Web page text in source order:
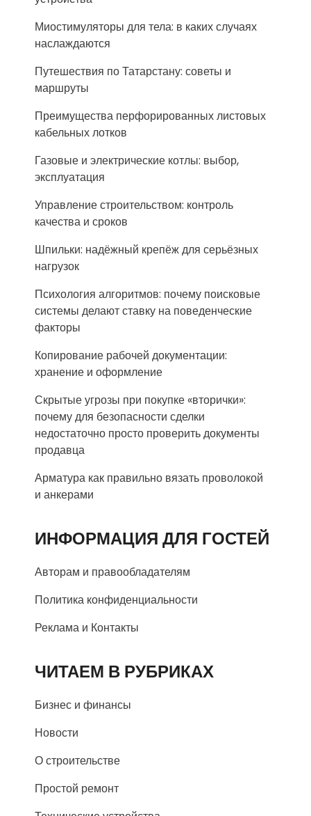
Миостимуляторы для тела: в каких случаях
наслаждаются
Путешествия по Татарстану: советы и
маршруты
Преимущества перфорированных листовых
кабельных лотков
Газовые и электрические котлы: выбор,
эксплуатация
Управление строительством: контроль
качества и сроков
Шпильки: надёжный крепёж для серьёзных
нагрузок
Психология алгоритмов: почему поисковые
системы делают ставку на поведенческие
факторы
Копирование рабочей документации:
хранение и оформление
Скрытые угрозы при покупке «вторички»:
почему для безопасности сделки
недостаточно просто проверить документы
продавца
Арматура как правильно вязать проволокой
и анкерами
ИНФОРМАЦИЯ ДЛЯ ГОСТЕЙ
Авторам и правообладателям
Политика конфиденциальности
Реклама и Контакты
ЧИТАЕМ В РУБРИКАХ
Бизнес и финансы
Новости
О строительстве
Простой ремонт